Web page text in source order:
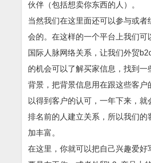
伙伴（包括想卖你东西的人）。
当然我们在这里面还可以参与或者
会的。在这样的一个平台上我们可
国际人脉网络关系，让我们外贸
的机会可以了解买家信息，找到一
背景，把背景信息用在跟这些客户
以得到客户的认可，一年下来，就
排名前的人建立关系，所以我们的
加丰富。
在这里，你就可以把自己兴趣爱好